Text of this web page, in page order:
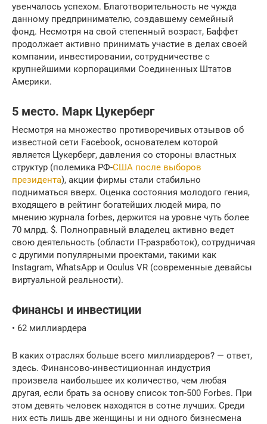
увенчалось успехом. Благотворительность не чужда
данному предпринимателю, создавшему семейный
фонд. Несмотря на свой степенный возраст, Баффет
продолжает активно принимать участие в делах своей
компании, инвестировании, сотрудничестве с
крупнейшими корпорациями Соединенных Штатов
Америки.
5 место. Марк Цукерберг
Несмотря на множество противоречивых отзывов об
известной сети Facebook, основателем которой
является Цукерберг, давления со стороны властных
структур (полемика РФ-США после выборов
президента), акции фирмы стали стабильно
подниматься вверх. Оценка состояния молодого гения,
входящего в рейтинг богатейших людей мира, по
мнению журнала forbes, держится на уровне чуть более
70 млрд. $. Полноправный владелец активно ведет
свою деятельность (области IT-разработок), сотрудничая
с другими популярными проектами, такими как
Instagram, WhatsApp и Oculus VR (современные девайсы
виртуальной реальности).
Финансы и инвестиции
• 62 миллиардера
В каких отраслях больше всего миллиардеров? — ответ,
здесь. Финансово-инвестиционная индустрия
произвела наибольшее их количество, чем любая
другая, если брать за основу список топ-500 Forbes. При
этом девять человек находятся в сотне лучших. Среди
них есть лишь две женщины и ни одного бизнесмена